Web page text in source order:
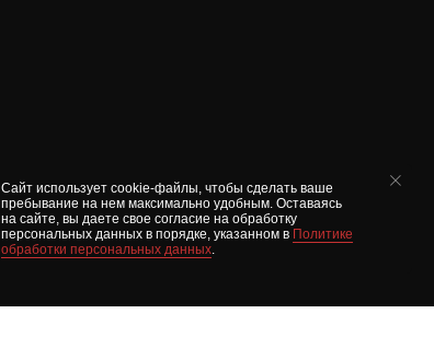
Сайт использует cookie-файлы, чтобы сделать ваше
пребывание на нем максимально удобным. Оставаясь
на сайте, вы даете свое согласие на обработку
персональных данных в порядке, указанном в Политике
обработки персональных данных.